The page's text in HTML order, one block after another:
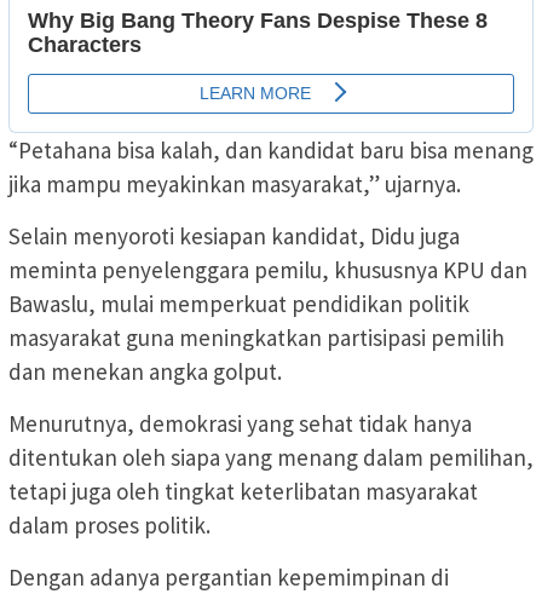
“Petahana bisa kalah, dan kandidat baru bisa menang
jika mampu meyakinkan masyarakat,” ujarnya.
Selain menyoroti kesiapan kandidat, Didu juga
meminta penyelenggara pemilu, khususnya KPU dan
Bawaslu, mulai memperkuat pendidikan politik
masyarakat guna meningkatkan partisipasi pemilih
dan menekan angka golput.
Menurutnya, demokrasi yang sehat tidak hanya
ditentukan oleh siapa yang menang dalam pemilihan,
tetapi juga oleh tingkat keterlibatan masyarakat
dalam proses politik.
Dengan adanya pergantian kepemimpinan di